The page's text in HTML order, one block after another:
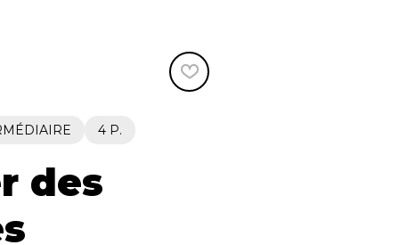
Quatuor de saxophones
Disques compacts et
DVDs
4 P.
des